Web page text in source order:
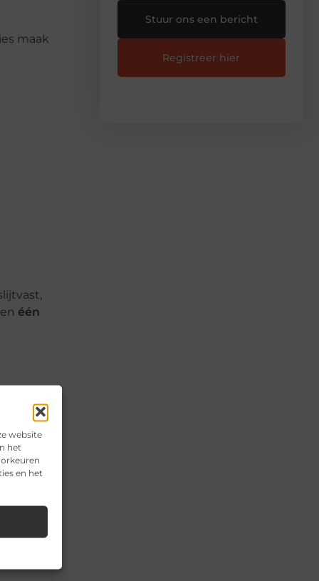
website
het
en het
maak
één
van
Stuur ons een bericht
Registreer hier